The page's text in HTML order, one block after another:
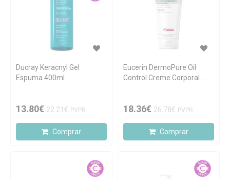
Ducray Keracnyl Gel
Espuma 400ml
13.80€ 22.21€ PVPR
Comprar
Eucerin DermoPure Oil
Control Creme Corporal
18.36€ 26.78€ PVPR
Comprar